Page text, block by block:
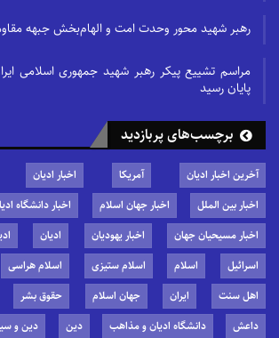
رهبر شهید محور وحدت امت و الهام‌بخش جبهه
مراسم تشییع پیکر رهبر شهید جمهوری اسلامی
پایان رسید
برچسب‌های پربازدید
آخرین اخبار ادیان آمریکا اخبار ادیان
اخبار بین الملل
اخبار جهان اسلام اخبار دانشگاه
اخبار مسیحیان جهان
اخبار یهودیان ادیان
اسرائیل
اسلام اسلام ستیزی اسلام هراسی
اهل سنت
ایران جهان اسلام حقوق بشر
داعش
دانشگاه ادیان و مذاهب دین دین و